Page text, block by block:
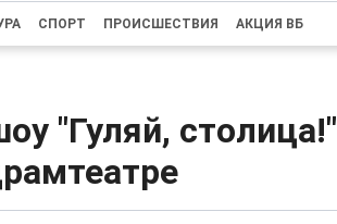
СПОРТ ПРОИСШЕСТВИЯ АКЦИЯ ВБ
"Гуляй, столица!"